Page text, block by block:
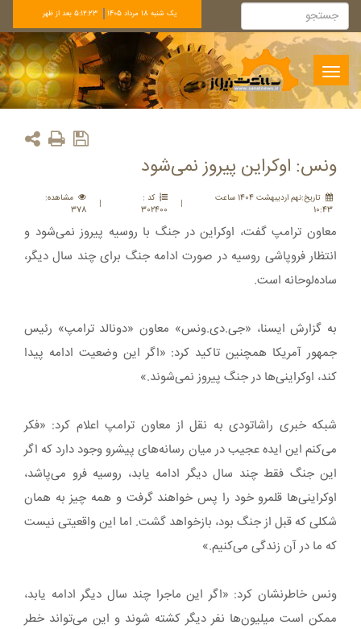
يک شنبه 18 مرداد 1405 5:12:23 بعد از ظهر
Toggle
navigation
ونس: اوکراین پیروز نمی‌شود
تاريخ:نهم ارديبهشت 1404 ساعت
10:43
|
کد :
302400
|
مشاهده:
378
معاون ترامپ گفت، اوکراین در جنگ با روسیه پیروز نمی‌شود و
انتظار فروپاشی روسیه در صورت ادامه جنگ برای چند سال دیگر،
ساده‌لوحانه است.
به گزارش ایسنا، «جی.دی.ونس» معاون «دونالد ترامپ» رئیس
جمهور آمریکا همچنین تاکید کرد: «اگر این وضعیت ادامه پیدا
کند، اوکراینی‌ها در جنگ پیروز نمی‌شوند.»
شبکه خبری راشاتودی به نقل از معاون ترامپ اعلام کرد: «فکر
می‌کنم این ایده عجیب در میان رسانه‌های پیشرو وجود دارد که اگر
این جنگ فقط چند سال دیگر ادامه یابد، روسیه فرو می‌پاشد،
اوکراینی‌ها قلمرو خود را پس خواهند گرفت و همه چیز به همان
شکلی که قبل از جنگ بود، بازخواهد گشت. اما این واقعیتی نیست
که ما در آن زندگی می‌کنیم.»
ونس خاطرنشان کرد: «اگر این ماجرا چند سال دیگر ادامه یابد،
ممکن است میلیون‌ها نفر دیگر کشته شوند و این می‌تواند خطر